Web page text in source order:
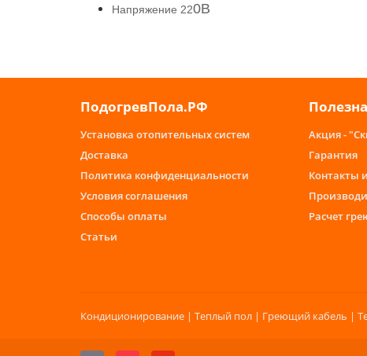
Напряжение 220В
ПодогревПола.РФ
Установка отопительных систем
Доставка
Политика конфиденциальности
Условия соглашения
Способы оплаты
Статьи
Акция -
Гарантия
Контакты
Расчет
Кондиционирование | Теплый пол | Греющий кабель |